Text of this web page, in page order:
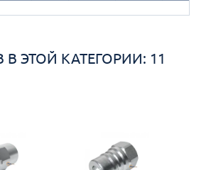
ЭТОЙ КАТЕГОРИИ: 11